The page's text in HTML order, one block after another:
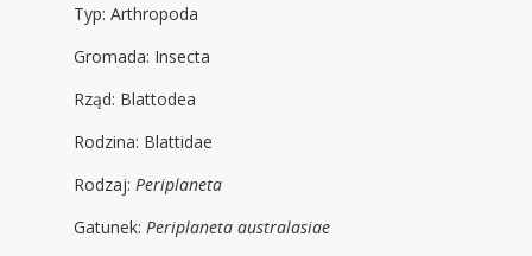
Typ: Arthropoda
Gromada: Insecta
Rząd: Blattodea
Rodzina: Blattidae
Rodzaj: Periplaneta
Gatunek: Periplaneta australasiae